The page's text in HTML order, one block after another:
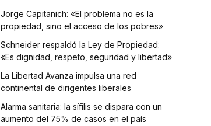
Jorge Capitanich: «El problema no es la
propiedad, sino el acceso de los pobres»
Schneider respaldó la Ley de Propiedad:
«Es dignidad, respeto, seguridad y libertad»
La Libertad Avanza impulsa una red
continental de dirigentes liberales
Alarma sanitaria: la sífilis se dispara con un
aumento del 75% de casos en el país